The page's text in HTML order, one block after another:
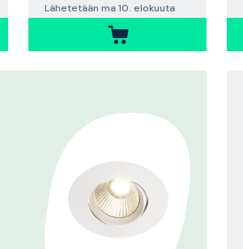
Lähetetään ma 10. elokuuta